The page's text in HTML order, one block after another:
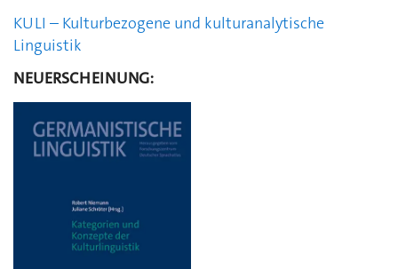
KULI – Kulturbezogene und kulturanalytische
Linguistik
NEUERSCHEINUNG: